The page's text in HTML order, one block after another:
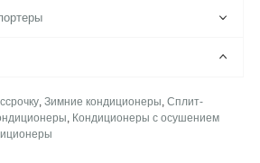
Зимние кондиционеры Сплит-
Кондиционеры с осушением